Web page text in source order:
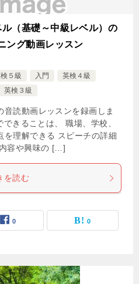
（基礎～中級レベル）の
ング動画レッスン
５級 入門
英検４級
英検３級
読動画レッスンを録画しま
きることは、 職場、学校、
を理解できる スピーチの詳細
容や興味の […]
を読む
0 0